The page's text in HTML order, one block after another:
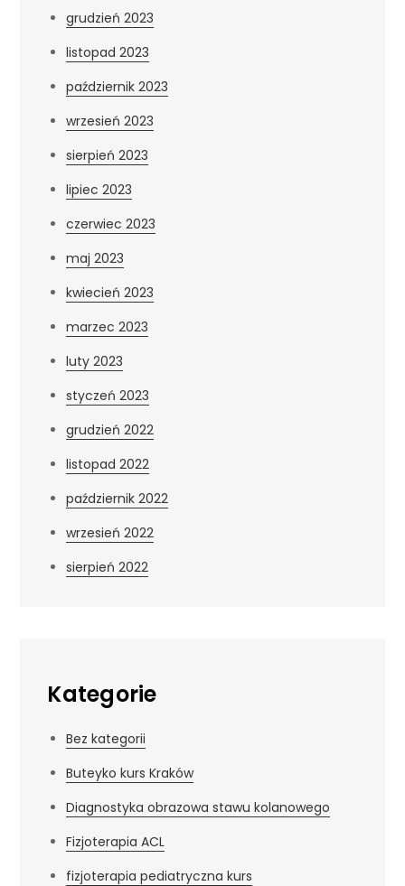
grudzień 2023
listopad 2023
październik 2023
wrzesień 2023
sierpień 2023
lipiec 2023
czerwiec 2023
maj 2023
kwiecień 2023
marzec 2023
luty 2023
styczeń 2023
grudzień 2022
listopad 2022
październik 2022
wrzesień 2022
sierpień 2022
Kategorie
Bez kategorii
Buteyko kurs Kraków
Diagnostyka obrazowa stawu kolanowego
Fizjoterapia ACL
fizjoterapia pediatryczna kurs